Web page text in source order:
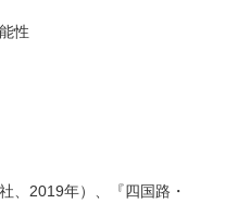
性
、2019年）、『四国路・